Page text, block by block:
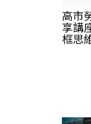
高市
享講
框思